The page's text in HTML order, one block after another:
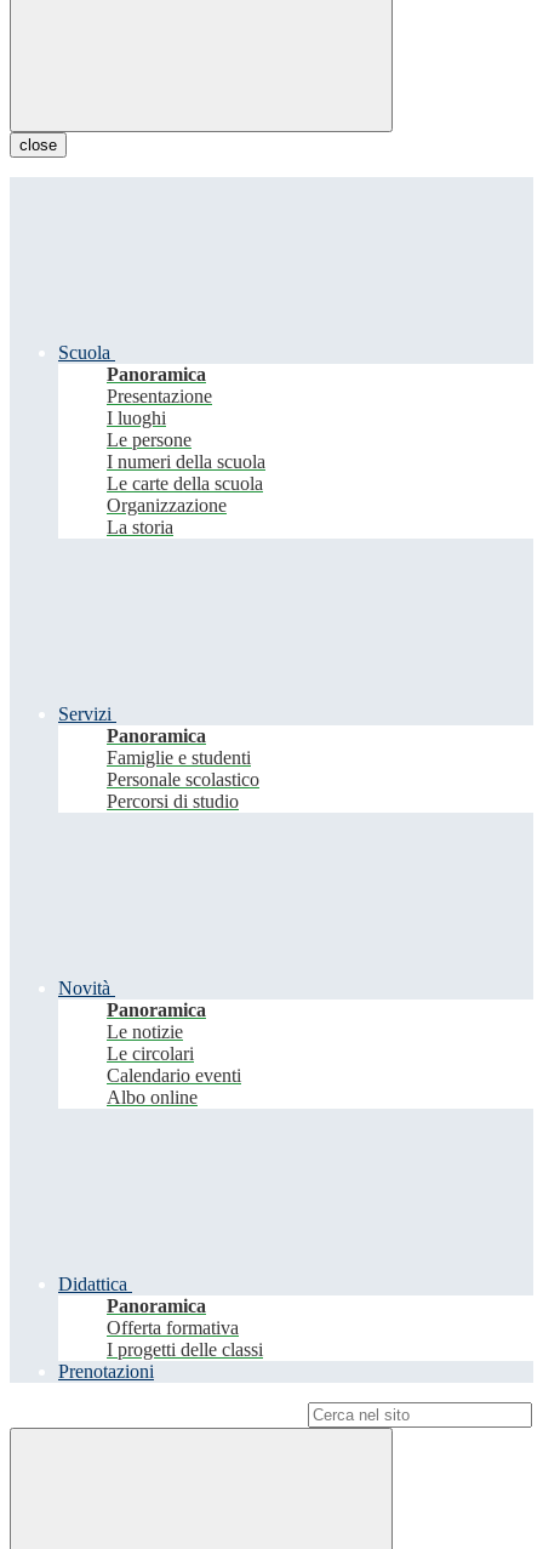
close
Scuola
Panoramica
Presentazione
I luoghi
Le persone
I numeri della scuola
Le carte della scuola
Organizzazione
La storia
Servizi
Panoramica
Famiglie e studenti
Personale scolastico
Percorsi di studio
Novità
Panoramica
Le notizie
Le circolari
Calendario eventi
Albo online
Didattica
Panoramica
Offerta formativa
I progetti delle classi
Prenotazioni